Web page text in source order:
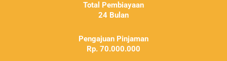
Total Pembiayaan
24 Bulan
Pengajuan Pinjaman
Rp. 70.000.000